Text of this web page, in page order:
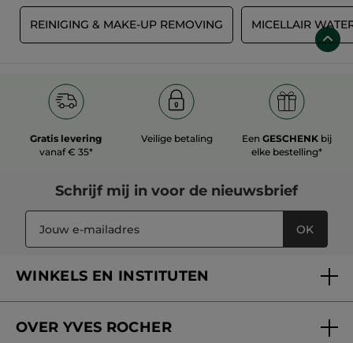
REINIGING & MAKE-UP REMOVING MICELLAIR
Gratis levering
vanaf € 35*
Veilige betaling EenGESCHENK bij
elke bestelling*
Schrijf mij in voor de nieuwsbrief
OK
WINKELS EN INSTITUTEN
Verzorging in onze Schoonheidsinstituten
OVER YVES ROCHER